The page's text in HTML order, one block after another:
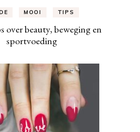
MOOI TIPS
over beauty, beweging en
sportvoeding